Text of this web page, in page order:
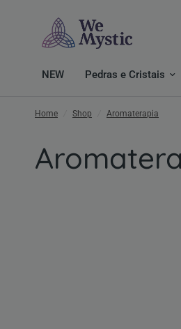
NEW Pedras e Cristais
Home Shop Aromaterapia